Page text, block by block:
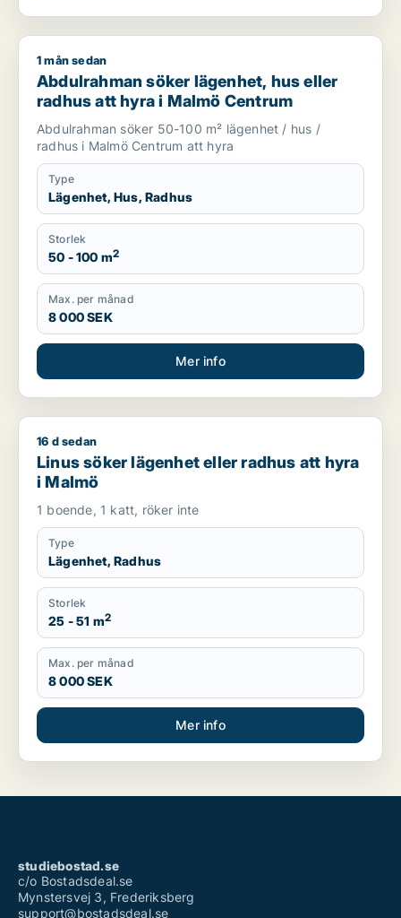
Abdulrahman söker lägenhet, hus eller radhus att hyra i
1 mån sedan
Abdulrahman söker lägenhet, hus eller
radhus att hyra i Malmö Centrum
Abdulrahman söker 50-100 m² lägenhet / hus /
radhus i Malmö Centrum att hyra
Type
Lägenhet, Hus, Radhus
Storlek
50 - 100 m2
Max. per månad
8 000 SEK
Mer info
Linus söker lägenhet eller radhus att hyra i Malmö
16 d sedan
Linus söker lägenhet eller radhus att hyra
i Malmö
1 boende, 1 katt, röker inte
Type
Lägenhet, Radhus
Storlek
25 - 51 m2
Max. per månad
8 000 SEK
Mer info
studiebostad.se
c/o Bostadsdeal.se
Mynstersvej 3, Frederiksberg
support@bostadsdeal.se